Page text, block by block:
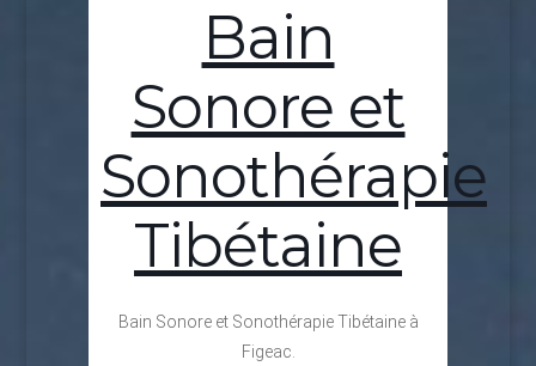
Bain
Sonore et
Sonothérapie
Tibétaine
Bain Sonore et Sonothérapie Tibétaine à
Figeac.